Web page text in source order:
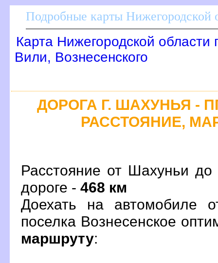
Подробные карты Нижегородской
Карта Нижегородской области
или, Вознесенского
ДОРОГА Г. ШАХУНЬЯ -
РАССТОЯНИЕ,
Расстояние от Шахуньи до
дороге - 468 км
Доехать на автомобиле
поселка Вознесенское
маршруту: